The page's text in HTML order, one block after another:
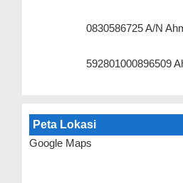
0830586725 A/N
592801000896509
Peta Lokasi
Google Maps